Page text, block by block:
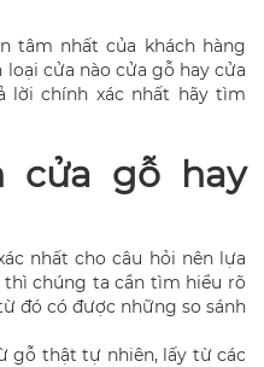
tâm nhất của khách hàng
cửa nào cửa gỗ hay cửa
lời chính xác nhất hãy tìm
cửa gỗ hay
nhất cho câu hỏi nên lựa
chúng ta cần tìm hiểu rõ
đó có được những so sánh
gỗ thật tự nhiên, lấy từ các